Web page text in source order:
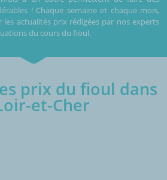
! Chaque semaine et chaque mois,
actualités prix rédigées par nos experts
du cours du fioul.
prix du fioul dans
et-Cher